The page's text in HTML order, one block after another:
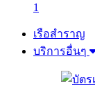
1
เรือสำราญ
บริการอื่นๆ